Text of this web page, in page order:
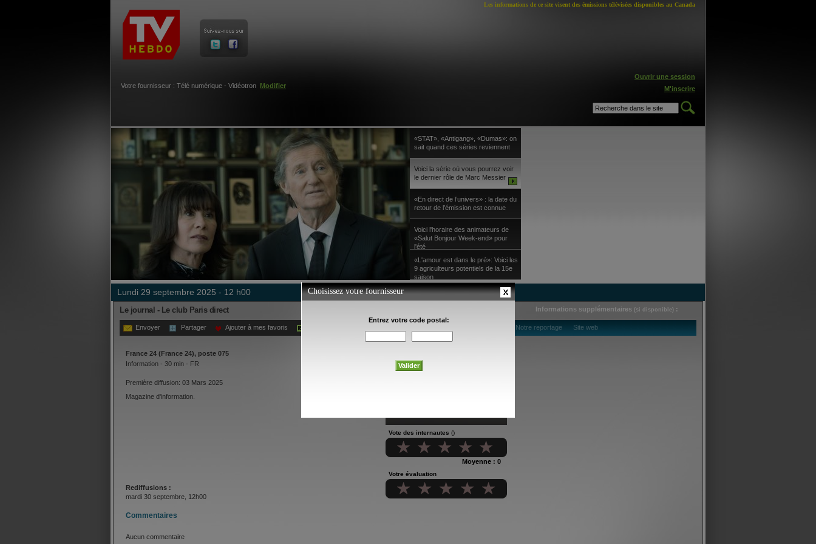
Les informations de ce site visent des émissions télévisées disponibles au Canada
Votre fournisseur : Télé numérique - Vidéotron Modifier
Ouvrir une session
M'inscrire
«STAT», «Antigang», «Dumas»: on
sait quand ces séries reviennent
Voici la série où vous pourrez voir
le dernier rôle de Marc Messier
«En direct de l’univers» : la date du
retour de l’émission est connue
Voici l'horaire des animateurs de
«Salut Bonjour Week-end» pour
l'été
«L'amour est dans le pré»: Voici les
9 agriculteurs potentiels de la 15e
saison
lundi 29 septembre 2025 - 12 h00
Le journal - Le club Paris direct Informations supplémentaires (si disponible) :
Envoyer Partager Ajouter à mes favoris Notre reportage Site web
France 24 (France 24), poste 075
Information - 30 min - FR
Première diffusion: 03 Mars 2025
Magazine d'information.
Rediffusions :
mardi 30 septembre, 12h00
Commentaires
Aucun commentaire
Vote des internautes ()
Moyenne : 0
Votre évaluation